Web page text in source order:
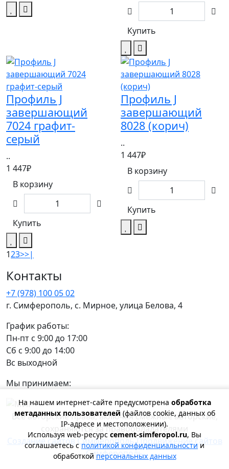
На нашем интернет-сайте предусмотрена обработка
метаданных пользователей (файлов cookie, данных об
IP-адресе и местоположении).
Используя web-ресурс cement-simferopol.ru, Вы
соглашаетесь сполитикой конфиденциальностии
обработкойперсональных данных
Купить
Профиль J
завершающий
7024 графит-
серый
..
1 447₽
В корзину
Купить
Профиль J
завершающий
8028 (корич)
..
1 447₽
В корзину
Купить
123>>|
Контакты
+7 (978) 100 05 02
г. Симферополь, с. Мирное, улица Белова, 4
График работы:
Пн-пт с 9:00 до 17:00
Сб с 9:00 до 14:00
Вс выходной
Мы принимаем:
Все авторские права, включая смежные авторские,
сохраняются за правообладателями
Создание сайтов Симферополь Продвижение сайтов
Симферополь